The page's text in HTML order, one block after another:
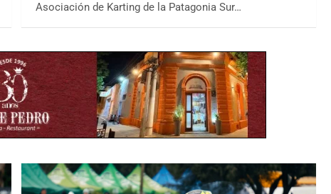
Asociación de Karting de la Patagonia Sur…